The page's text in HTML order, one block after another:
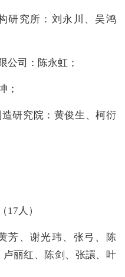
研究所：刘永川、吴鸿
公司：陈永虹；
；
研究院：黄俊生 、柯衍
17人）
芳、谢光玮、张弓、陈
丽红、陈剑 、 张譞、叶